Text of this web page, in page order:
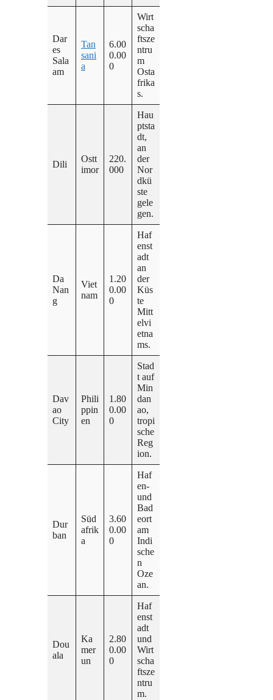
Dar
es
Sala
am
Tan
sani
a
6.00
0.00
0
Wirt
scha
ftsze
ntru
m
Osta
frika
s.
Dili
Ostt
imor
220.
000
Hau
ptsta
dt,
an
der
Nor
dkü
ste
gele
gen.
Da
Nan
g
Viet
nam
1.20
0.00
0
Haf
enst
adt
an
der
Küs
te
Mitt
elvi
etna
ms.
Dav
ao
City
Phili
ppin
en
1.80
0.00
0
Stad
t auf
Min
dan
ao,
tropi
sche
Reg
ion.
Dur
ban
Süd
afrik
a
3.60
0.00
0
Haf
en-
und
Bad
eort
am
Indi
sche
n
Oze
an.
Dou
ala
Ka
mer
un
2.80
0.00
0
Haf
enst
adt
und
Wirt
scha
ftsze
ntru
m.